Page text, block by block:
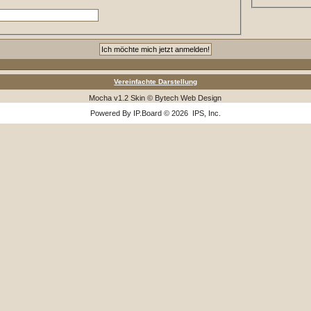
Vereinfachte Darstellung
Mocha v1.2 Skin © Bytech Web Design
Powered By IP.Board© 2026 IPS, Inc